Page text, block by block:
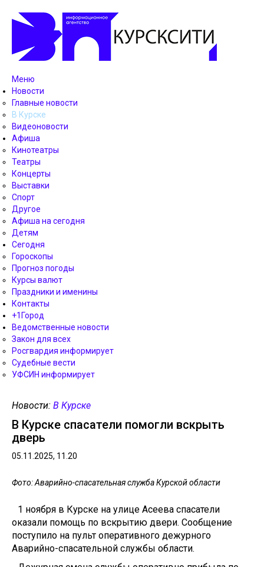
Меню
Новости
Главные новости
В Курске
Видеоновости
Афиша
Кинотеатры
Театры
Концерты
Выставки
Спорт
Другое
Афиша на сегодня
Детям
Сегодня
Гороскопы
Прогноз погоды
Курсы валют
Праздники и именины
Контакты
+1Город
Ведомственные новости
Закон для всех
Росгвардия информирует
Судебные вести
УФСИН информирует
Новости: В Курске
В Курске спасатели помогли вскрыть
дверь
05.11.2025, 11.20
Фото: Аварийно-спасательная служба Курской области
1 ноября в Курске на улице Асеева спасатели
оказали помощь по вскрытию двери. Сообщение
поступило на пульт оперативного дежурного
Аварийно-спасательной службы области.